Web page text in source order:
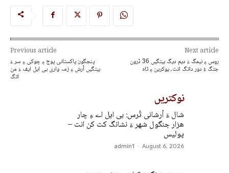
Previous article
پنجگور: پاکستانی پوج ءِ چوکی ءِ سر ءَ
بیتگیں اُرش ءِ زمہ واری بی ایل ایف ءَ من
اتگ
Next article
روس ءِ نیمگ ءَ دیم دیگ بیتگیں 36 ڈرون
جتگ ءُ دور داتگ انت، یوکرین ءِ ٹاہ
نوکتریں
شال ءَ اُرشانی تُرس: بی ایل اے ءِ چار
ھزار جنگول شھر ءَ نشانگ کت کن انت –
پولیس
admin1 - August 6, 2026